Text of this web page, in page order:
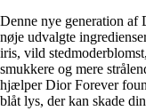
Denne nye generation
nøje udvalgte
iris, vild
smukkere og mere
hjælper Dior Forever
blåt lys, der kan skade